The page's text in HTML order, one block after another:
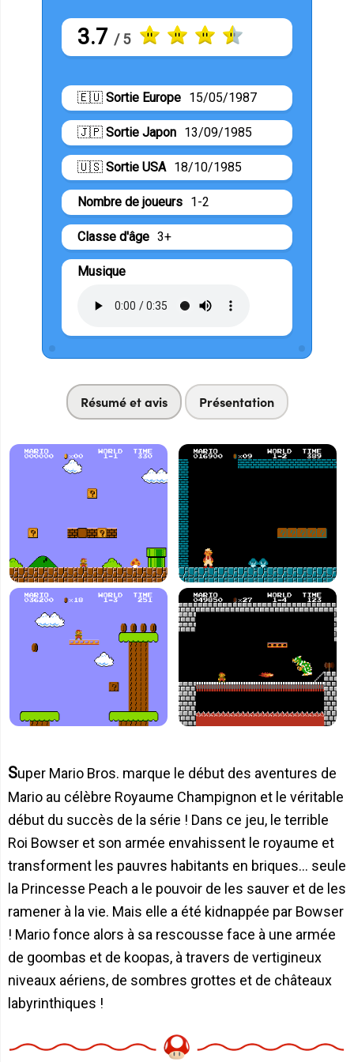
3.7 / 5
🇪🇺 Sortie Europe 15/05/1987
🇯🇵 Sortie Japon 13/09/1985
🇺🇸 Sortie USA 18/10/1985
Nombre de joueurs 1-2
Classe d'âge 3+
Musique
Résumé et avis Présentation
Super Mario Bros. marque le début des aventures de
Mario au célèbre Royaume Champignon et le véritable
début du succès de la série ! Dans ce jeu, le terrible
Roi Bowser et son armée envahissent le royaume et
transforment les pauvres habitants en briques... seule
la Princesse Peach a le pouvoir de les sauver et de les
ramener à la vie. Mais elle a été kidnappée par Bowser
! Mario fonce alors à sa rescousse face à une armée
de goombas et de koopas, à travers de vertigineux
niveaux aériens, de sombres grottes et de châteaux
labyrinthiques !